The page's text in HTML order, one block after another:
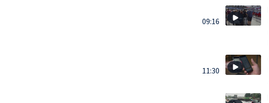
09:16
11:30